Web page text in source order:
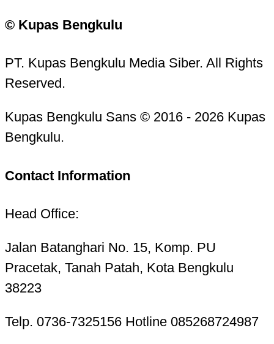
© Kupas Bengkulu
PT. Kupas Bengkulu Media Siber. All Rights
Reserved.
Kupas Bengkulu Sans © 2016 - 2026 Kupas
Bengkulu.
Contact Information
Head Office:
Jalan Batanghari No. 15, Komp. PU
Pracetak, Tanah Patah, Kota Bengkulu
38223
Telp. 0736-7325156 Hotline 085268724987